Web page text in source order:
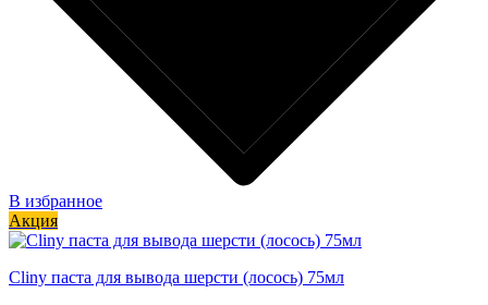
В избранное
Акция
Cliny паста для вывода шерсти (лосось) 75мл